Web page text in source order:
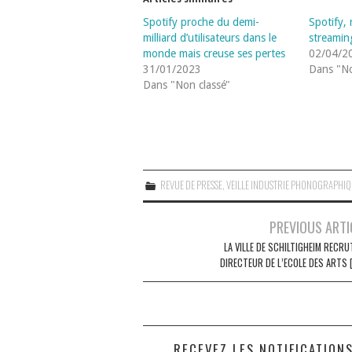
Spotify proche du demi-
milliard d’utilisateurs dans le
monde mais creuse ses pertes
31/01/2023
Dans "Non classé"
Spotify,
02/04/
Dans
REVUE DE PRESSE,VEILLE INDUSTRIE
PREVIOUS
LA VILLE DE SCHILTIGHEIM
DIRECTEUR DE L’ECOLE DES